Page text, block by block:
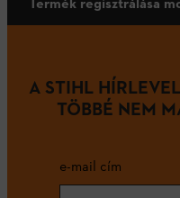
A STIHL
TÖBBÉ NEM
e-mail cím